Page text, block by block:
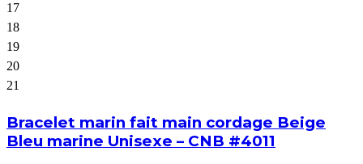
17
18
19
20
21
Bracelet marin fait main cordage Beige
Bleu marine Unisexe – CNB #4011